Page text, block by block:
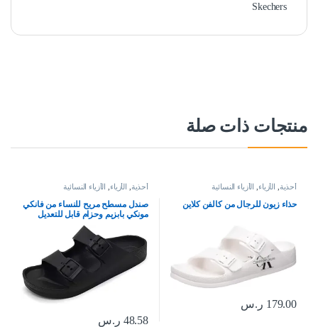
Skechers
منتجات ذات صلة
أحذية الأزياء الأزياء النسائية
حذاء زيون للرجال من كالفن كلاين
179.00 ر.س
أحذية الأزياء الأزياء النسائية
صندل مسطح مريح للنساء من فانكي
مونكي بابزيم وحزام قابل للتعديل
48.58 ر.س